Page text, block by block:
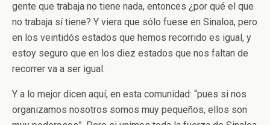
gente que trabaja no tiene nada, entonces ¿por qué el que
no trabaja sí tiene? Y viera que sólo fuese en Sinaloa, pero
en los veintidós estados que hemos recorrido es igual, y
estoy seguro que en los diez estados que nos faltan de
recorrer va a ser igual.
Y a lo mejor dicen aquí, en esta comunidad: “pues si nos
organizamos nosotros somos muy pequeños, ellos son